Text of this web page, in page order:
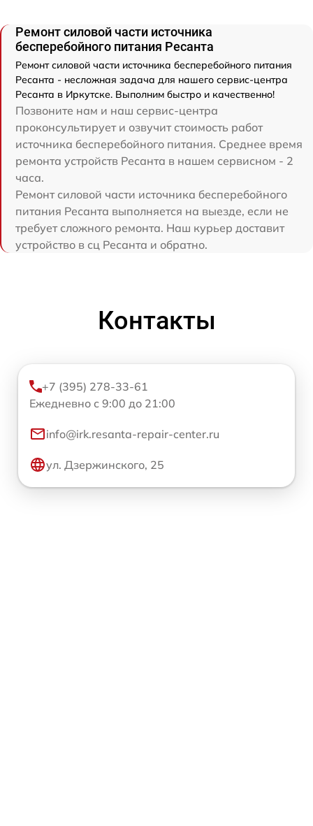
Ремонт силовой части источника
бесперебойного питания Ресанта
Ремонт силовой части источника бесперебойного питания
Ресанта - несложная задача для нашего сервис-центра
Ресанта в Иркутске. Выполним быстро и качественно!
Позвоните нам и наш сервис-центра
проконсультирует и озвучит стоимость работ
источника бесперебойного питания. Среднее время
ремонта устройств Ресанта в нашем сервисном - 2
часа.
Ремонт силовой части источника бесперебойного
питания Ресанта выполняется на выезде, если не
требует сложного ремонта. Наш курьер доставит
устройство в сц Ресанта и обратно.
Контакты
+7 (395) 278-33-61
Ежедневно с 9:00 до 21:00
info@irk.resanta-repair-center.ru
ул. Дзержинского, 25